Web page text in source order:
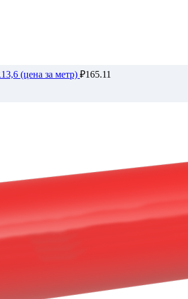
(цена за метр) ₽165.11